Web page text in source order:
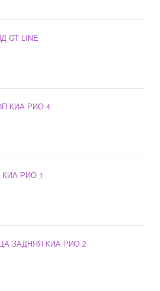
GT LINE
КИА РИО 4
РИО 1
ЗАДНЯЯ КИА РИО 2